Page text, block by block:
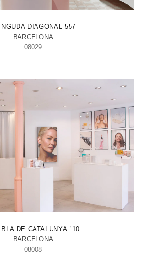
DIAGONAL 557
BARCELONA
08029
DE CATALUNYA 110
BARCELONA
08008